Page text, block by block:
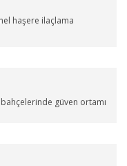
haşere ilaçlama
güven ortamı